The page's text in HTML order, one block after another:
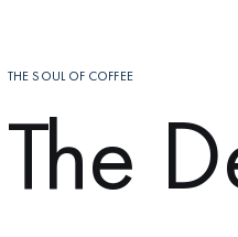
THE SOUL OF COFFEE
The